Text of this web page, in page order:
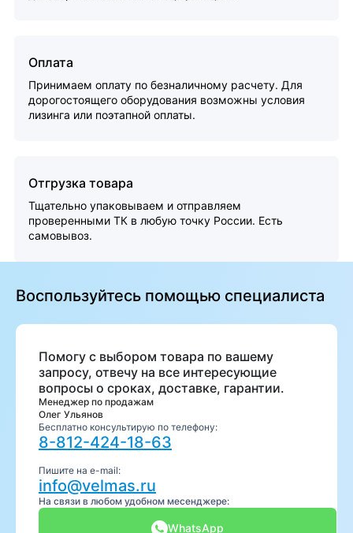
Оплата
Принимаем оплату по безналичному расчету. Для
дорогостоящего оборудования возможны условия
лизинга или поэтапной оплаты.
Отгрузка товара
Тщательно упаковываем и отправляем
проверенными ТК в любую точку России. Есть
самовывоз.
Воспользуйтесь помощью специалиста
Помогу с выбором товара по вашему
запросу, отвечу на все интересующие
вопросы о сроках, доставке, гарантии.
Менеджер по продажам
Олег Ульянов
Бесплатно консультирую по телефону:
8-812-424-18-63
Пишите на e-mail:
info@velmas.ru
На связи в любом удобном месенджере:
WhatsApp